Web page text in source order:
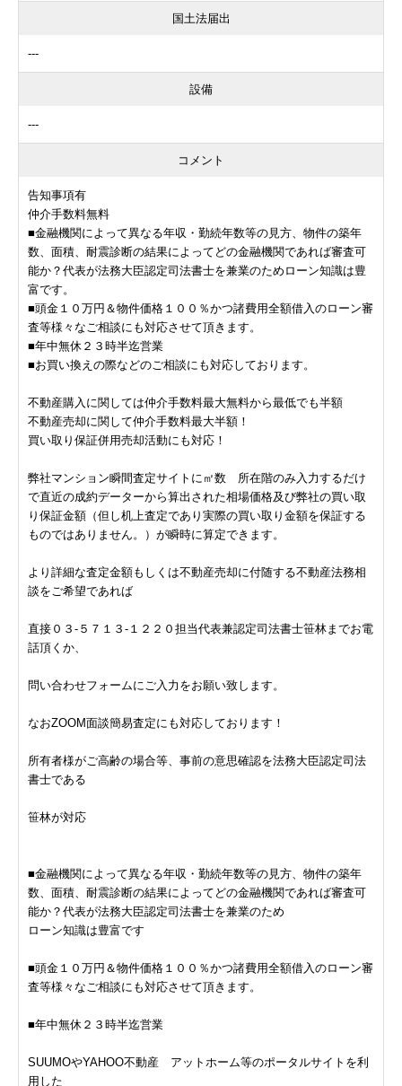
国土法届出
---
設備
---
コメント
告知事項有
仲介手数料無料
■金融機関によって異なる年収・勤続年数等の見方、物件の築年
数、面積、耐震診断の結果によってどの金融機関であれば審査可
能か？代表が法務大臣認定司法書士を兼業のためローン知識は豊
富です。
■頭金１０万円＆物件価格１００％かつ諸費用全額借入のローン審
査等様々なご相談にも対応させて頂きます。
■年中無休２３時半迄営業
■お買い換えの際などのご相談にも対応しております。
不動産購入に関しては仲介手数料最大無料から最低でも半額
不動産売却に関して仲介手数料最大半額！
買い取り保証併用売却活動にも対応！
弊社マンション瞬間査定サイトに㎡数 所在階のみ入力するだけ
で直近の成約データーから算出された相場価格及び弊社の買い取
り保証金額（但し机上査定であり実際の買い取り金額を保証する
ものではありません。）が瞬時に算定できます。
より詳細な査定金額もしくは不動産売却に付随する不動産法務相
談をご希望であれば
直接０３-５７１３-１２２０担当代表兼認定司法書士笹林までお電
話頂くか、
問い合わせフォームにご入力をお願い致します。
なおZOOM面談簡易査定にも対応しております！
所有者様がご高齢の場合等、事前の意思確認を法務大臣認定司法
書士である
笹林が対応
■金融機関によって異なる年収・勤続年数等の見方、物件の築年
数、面積、耐震診断の結果によってどの金融機関であれば審査可
能か？代表が法務大臣認定司法書士を兼業のため
ローン知識は豊富です
■頭金１０万円＆物件価格１００％かつ諸費用全額借入のローン審
査等様々なご相談にも対応させて頂きます。
■年中無休２３時半迄営業
SUUMOやYAHOO不動産 アットホーム等のポータルサイトを利
用した